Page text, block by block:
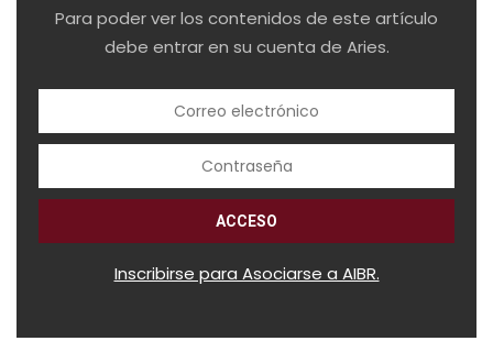
Para poder ver los contenidos de este artículo
debe entrar en su cuenta de Aries.
Inscribirse para Asociarse a AIBR.